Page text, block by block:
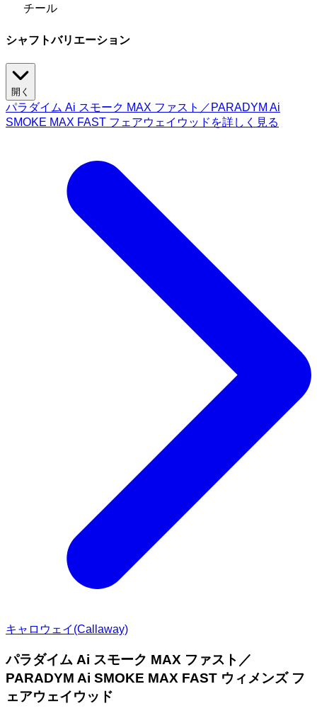
チール
シャフトバリエーション
開く
パラダイム Ai スモーク MAX ファスト／PARADYM Ai
SMOKE MAX FAST フェアウェイウッドを詳しく見る
キャロウェイ(Callaway)
パラダイム Ai スモーク MAX ファスト／
PARADYM Ai SMOKE MAX FAST ウィメンズ フ
ェアウェイウッド